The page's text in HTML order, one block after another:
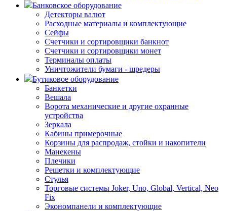
Банковское оборудование
Детекторы валют
Расходные материалы и комплектующие
Сейфы
Счетчики и сортировщики банкнот
Счетчики и сортировщики монет
Терминалы оплаты
Уничтожители бумаги - шредеры
Бутиковое оборудование
Банкетки
Вешала
Ворота механические и другие охранные
устройства
Зеркала
Кабины примерочные
Корзины для распродаж, стойки и накопители
Манекены
Плечики
Решетки и комплектующие
Стулья
Торговые системы Joker, Uno, Global, Vertical, Neo
Fix
Экономпанели и комплектующие